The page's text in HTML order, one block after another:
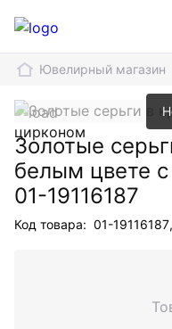
Ювелирный магазин
Золотые
белым цвете
01-19116187
Код товара: 01-19116187